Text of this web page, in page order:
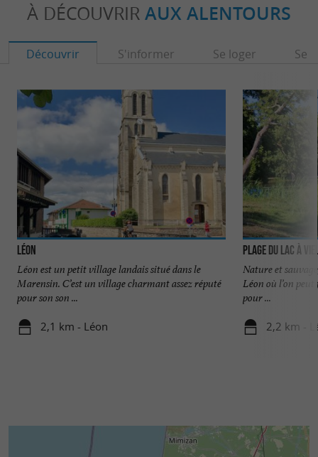
À DÉCOUVRIR AUX ALENTOURS
Découvrir S'informer Se loger Se
Léon
Léon est un petit village landais situé dans le
Marensin. C’est un village charmant assez réputé
pour son son ...
2,1 km - Léon
Plage du Lac à
Nature et
Léon où l’on
pour ...
2,2 km -